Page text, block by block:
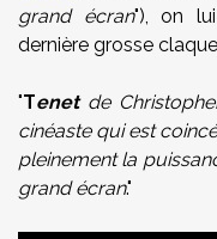
grand écran"), on
dernière grosse
"Tenetde
cinéaste qui est
pleinement la
grand écran."